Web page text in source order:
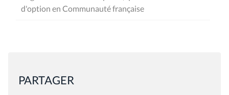
d'option en Communauté française
PARTAGER